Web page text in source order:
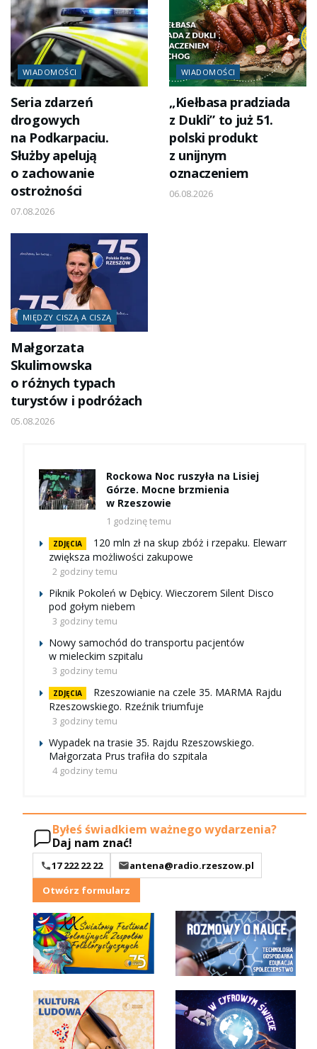
WIADOMOŚCI
Seria zdarzeń
drogowych
na Podkarpaciu.
Służby apelują
o zachowanie
ostrożności
07.08.2026
WIADOMOŚCI
„Kiełbasa pradziada
z Dukli” to już 51.
polski produkt
z unijnym
oznaczeniem
06.08.2026
MIĘDZY CISZĄ A CISZĄ
Małgorzata
Skulimowska
o różnych typach
turystów i podróżach
05.08.2026
Rockowa Noc ruszyła na Lisiej
Górze. Mocne brzmienia
w Rzeszowie
1 godzinę temu
ZDJĘCIA
120 mln zł na skup zbóż i rzepaku. Elewarr
zwiększa możliwości zakupowe
2 godziny temu
Piknik Pokoleń w Dębicy. Wieczorem Silent Disco
pod gołym niebem
3 godziny temu
Nowy samochód do transportu pacjentów
w mieleckim szpitalu
3 godziny temu
ZDJĘCIA
Rzeszowianie na czele 35. MARMA Rajdu
Rzeszowskiego. Rzeźnik triumfuje
3 godziny temu
Wypadek na trasie 35. Rajdu Rzeszowskiego.
Małgorzata Prus trafiła do szpitala
4 godziny temu
Byłeś świadkiem ważnego wydarzenia?
Daj nam znać!
17 222 22 22
antena@radio.rzeszow.pl
Otwórz formularz